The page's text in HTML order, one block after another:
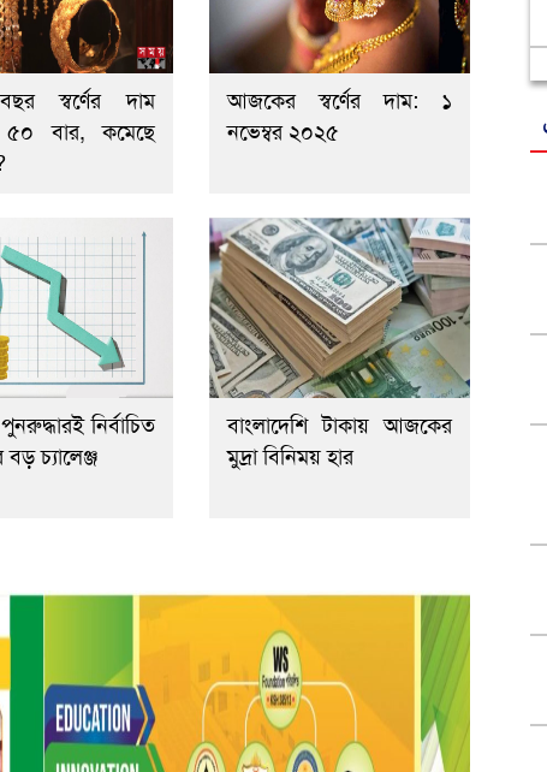
স্বর্ণের দাম
৫০ বার, কমেছে
আজকের স্বর্ণের দাম: ১
নভেম্বর ২০২৫
নির্বাচিত
চ্যালেঞ্জ
বাংলাদেশি টাকায় আজকের
মুদ্রা বিনিময় হার